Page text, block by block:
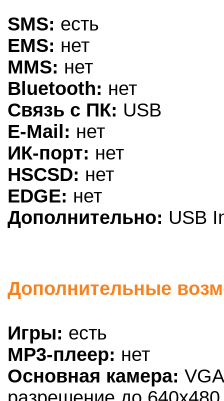
SMS: есть
EMS: нет
MMS: нет
Bluetooth: нет
Связь с ПК: USB
E-Mail: нет
ИК-порт: нет
HSCSD: нет
EDGE: нет
Дополнительно: USB
Дополнительные
Игры: есть
MP3-плеер: нет
Основная камера: